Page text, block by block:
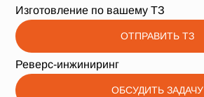
Изготовление по вашему ТЗ
ОТПРАВИТЬ ТЗ
Реверс-инжиниринг
ОБСУДИТЬ ЗАДАЧУ